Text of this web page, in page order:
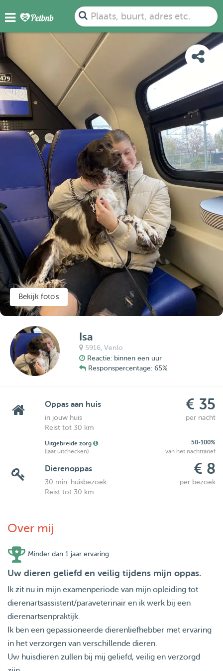
Plaats, buurt, adres etc.
FOTO'S DETAILS BESCHIKBAARHEID
KAART
Bekijk foto's
Isa
5916,Venlo
Reactie: binnen een uur
Responspercentage: 65%
Oppas aan huis € 35
in jouw huis
per nacht
Reist tot 30 km
Uitgebreide zorg
50-100%
(laat uitchecken)
van het nachttarief
Dierenoppas € 8
30 min. huisbezoek
per bezoek
Reist tot 30 km
Over mij
Minder dan 1 jaar ervaring
Uw dieren geliefd en veilig tijdens mijn oppas.
Ik zit nu in mijn examenperiode van mijn opleiding tot
dierenartsassistent/paraveterinair en ik werk bij een
dierenartsenpraktijk.
Ik ben een gepassioneerde dierenliefhebber met ervaring
in het verzorgen van verschillende dieren.
Uw huisdieren zullen bij mij geliefd, veilig en verzorgd